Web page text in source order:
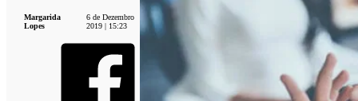
Margarida
Lopes
6 de Dezembro
2019 | 15:23